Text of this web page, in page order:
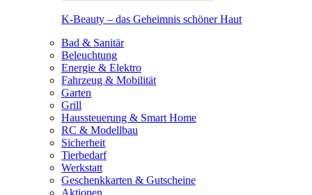
K-Beauty – das Geheimnis schöner Haut
Bad & Sanitär
Beleuchtung
Energie & Elektro
Fahrzeug & Mobilität
Garten
Grill
Haussteuerung & Smart Home
RC & Modellbau
Sicherheit
Tierbedarf
Werkstatt
Geschenkkarten & Gutscheine
Aktionen